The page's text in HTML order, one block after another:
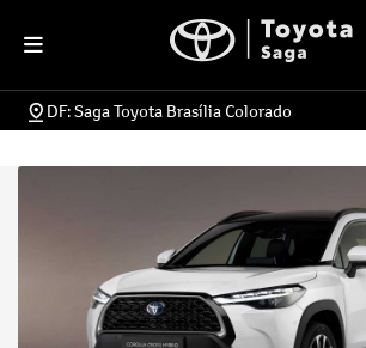
DF: Saga Toyota Brasília Colorado